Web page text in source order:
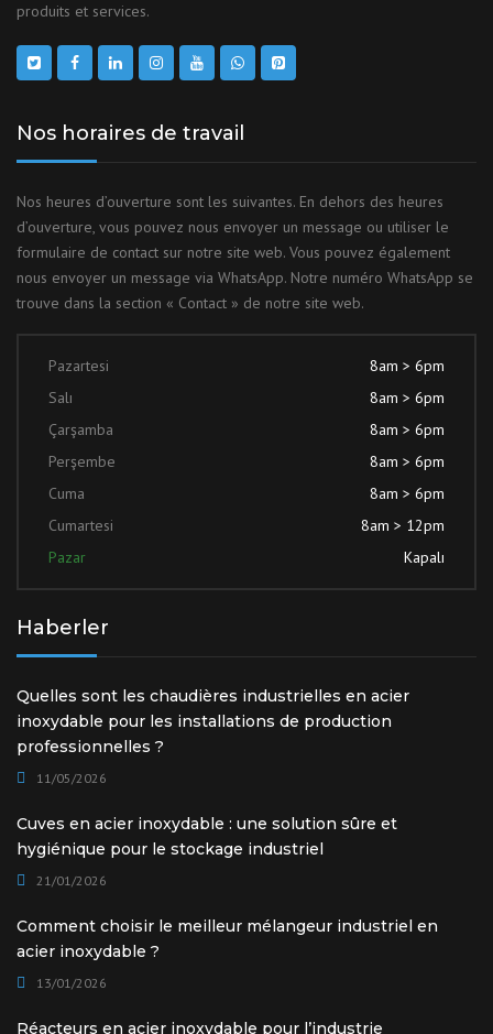
produits et services.
Nos horaires de travail
Nos heures d’ouverture sont les suivantes. En dehors des heures
d’ouverture, vous pouvez nous envoyer un message ou utiliser le
formulaire de contact sur notre site web. Vous pouvez également
nous envoyer un message via WhatsApp. Notre numéro WhatsApp se
trouve dans la section « Contact » de notre site web.
Pazartesi
8am > 6pm
Salı
8am > 6pm
Çarşamba
8am > 6pm
Perşembe
8am > 6pm
Cuma
8am > 6pm
Cumartesi
8am > 12pm
Pazar
Kapalı
Haberler
Quelles sont les chaudières industrielles en acier
inoxydable pour les installations de production
professionnelles ?
11/05/2026
Cuves en acier inoxydable : une solution sûre et
hygiénique pour le stockage industriel
21/01/2026
Comment choisir le meilleur mélangeur industriel en
acier inoxydable ?
13/01/2026
Réacteurs en acier inoxydable pour l’industrie